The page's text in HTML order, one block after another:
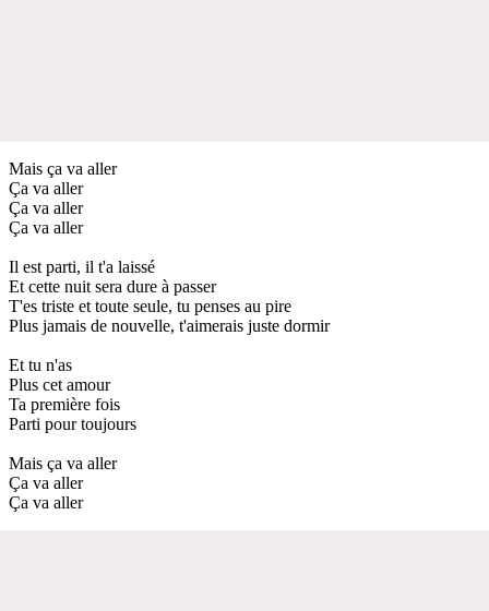
Mais ça va aller
Ça va aller
Ça va aller
Ça va aller
Il est parti, il t'a laissé
Et cette nuit sera dure à passer
T'es triste et toute seule, tu penses au pire
Plus jamais de nouvelle, t'aimerais juste dormir
Et tu n'as
Plus cet amour
Ta première fois
Parti pour toujours
Mais ça va aller
Ça va aller
Ça va aller